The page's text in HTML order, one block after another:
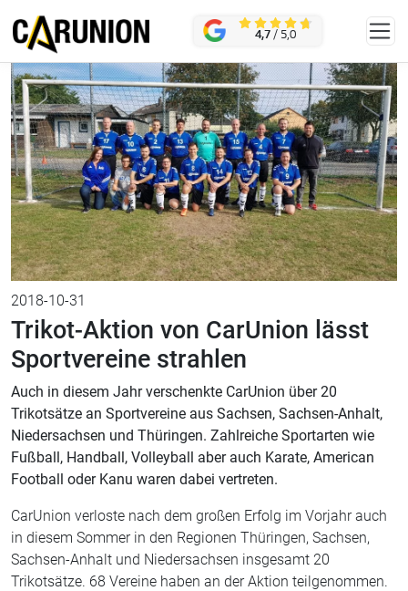
KONTAKT 4,7 / 5,0
2018-10-31
Trikot-Aktion von CarUnion lässt
Sportvereine strahlen
Auch in diesem Jahr verschenkte CarUnion über 20
Trikotsätze an Sportvereine aus Sachsen, Sachsen-Anhalt,
Niedersachsen und Thüringen. Zahlreiche Sportarten wie
Fußball, Handball, Volleyball aber auch Karate, American
Football oder Kanu waren dabei vertreten.
CarUnion verloste nach dem großen Erfolg im Vorjahr auch
in diesem Sommer in den Regionen Thüringen, Sachsen,
Sachsen-Anhalt und Niedersachsen insgesamt 20
Trikotsätze. 68 Vereine haben an der Aktion teilgenommen.